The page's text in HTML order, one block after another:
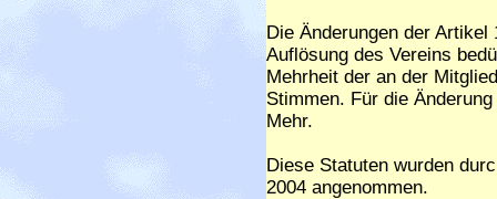
Die Änderungen der
Auflösung des Vereins
Mehrheit der an der
Stimmen. Für die
Mehr.
Diese Statuten wurden
2004 angenommen.